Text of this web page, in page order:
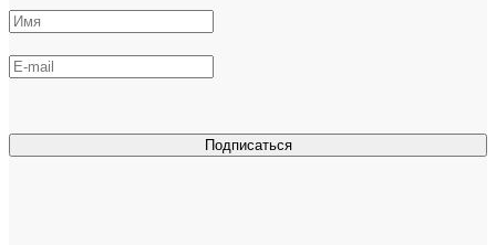
Подписаться